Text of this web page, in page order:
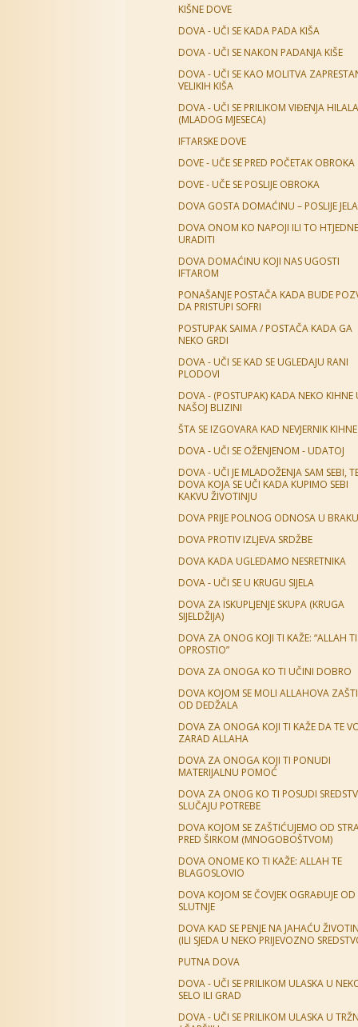
KIŠNE DOVE
DOVA - UČI SE KADA PADA KIŠA
DOVA - UČI SE NAKON PADANJA KIŠE
DOVA - UČI SE KAO MOLITVA
VELIKIH KIŠA
DOVA - UČI SE PRILIKOM VIĐENJA HILALA
(MLADOG MJESECA)
IFTARSKE DOVE
DOVE - UČE SE PRED POČETAK OBROKA
DOVE - UČE SE POSLIJE OBROKA
DOVA GOSTA DOMAĆINU – POSLIJE JELA
DOVA ONOM KO NAPOJI ILI TO HTJEDNE
URADITI
DOVA DOMAĆINU KOJI NAS UGOSTI
IFTAROM
PONAŠANJE POSTAČA KADA BUDE
DA PRISTUPI SOFRI
POSTUPAK SAIMA / POSTAČA KADA GA
NEKO GRDI
DOVA - UČI SE KAD SE UGLEDAJU RANI
PLODOVI
DOVA - (POSTUPAK) KADA NEKO KIHNE
NAŠOJ BLIZINI
ŠTA SE IZGOVARA KAD NEVJERNIK KIHNE
DOVA - UČI SE OŽENJENOM - UDATOJ
DOVA - UČI JE MLADOŽENJA SAM SEBI,
DOVA KOJA SE UČI KADA KUPIMO SEBI
KAKVU ŽIVOTINJU
DOVA PRIJE POLNOG ODNOSA U BRAKU
DOVA PROTIV IZLJEVA SRDŽBE
DOVA KADA UGLEDAMO NESRETNIKA
DOVA - UČI SE U KRUGU SIJELA
DOVA ZA ISKUPLJENJE SKUPA (KRUGA
SIJELDŽIJA)
DOVA ZA ONOG KOJI TI KAŽE: “ALLAH TI
OPROSTIO”
DOVA ZA ONOGA KO TI UČINI DOBRO
DOVA KOJOM SE MOLI ALLAHOVA
OD DEDŽALA
DOVA ZA ONOGA KOJI TI KAŽE DA TE
ZARAD ALLAHA
DOVA ZA ONOGA KOJI TI PONUDI
MATERIJALNU POMOĆ
DOVA ZA ONOG KO TI POSUDI
SLUČAJU POTREBE
DOVA KOJOM SE ZAŠTIĆUJEMO OD
PRED ŠIRKOM (MNOGOBOŠTVOM)
DOVA ONOME KO TI KAŽE: ALLAH TE
BLAGOSLOVIO
DOVA KOJOM SE ČOVJEK OGRAĐUJE OD
SLUTNJE
DOVA KAD SE PENJE NA JAHAĆU
(ILI SJEDA U NEKO PRIJEVOZNO
PUTNA DOVA
DOVA - UČI SE PRILIKOM ULASKA U
SELO ILI GRAD
DOVA - UČI SE PRILIKOM ULASKA U